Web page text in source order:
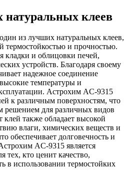
клеев
из лучших натуральных клеев,
термостойкостью и прочностью.
кладки и облицовки печей,
устройств. Благодаря своему
надежное соединение
температуры и
Астрохим AC-9315
к различным поверхностям, что
решением для различных видов
также обладает высокой
влаги, химических веществ и
обеспечивает долговечность и
AC-9315 является
кто ценит качество,
в использовании термостойких